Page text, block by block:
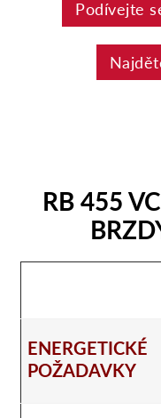
Podívejte
RB 455
ENERGETICKÉ
POŽADAVKY